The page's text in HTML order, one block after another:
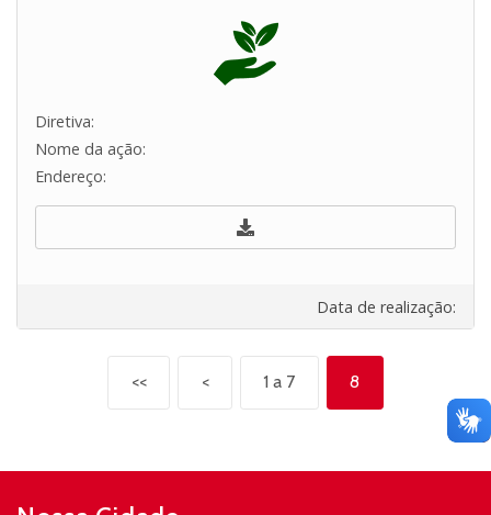
Diretiva:
Nome da ação:
Endereço:
Data de realização:
<< < 1 a 7 8